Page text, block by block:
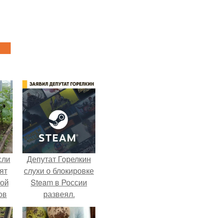
-
Депутат Горелкин
слухи о блокировке
Steam в России
развеял.